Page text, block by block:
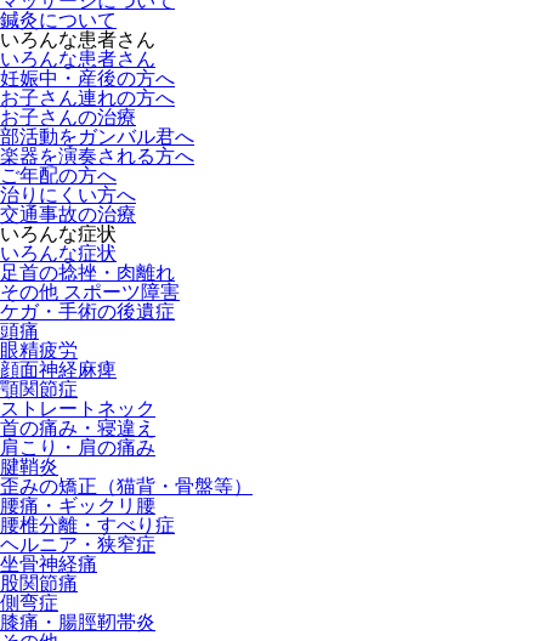
鍼灸について
いろんな患者さん
いろんな患者さん
妊娠中・産後の方へ
お子さん連れの方へ
お子さんの治療
部活動をガンバル君へ
楽器を演奏される方へ
ご年配の方へ
治りにくい方へ
交通事故の治療
いろんな症状
いろんな症状
足首の捻挫・肉離れ
その他 スポーツ障害
ケガ・手術の後遺症
頭痛
眼精疲労
顔面神経麻痺
顎関節症
ストレートネック
首の痛み・寝違え
肩こり・肩の痛み
腱鞘炎
歪みの矯正（猫背・骨盤等）
腰痛・ギックリ腰
腰椎分離・すべり症
ヘルニア・狭窄症
坐骨神経痛
股関節痛
側弯症
膝痛・腸脛靭帯炎